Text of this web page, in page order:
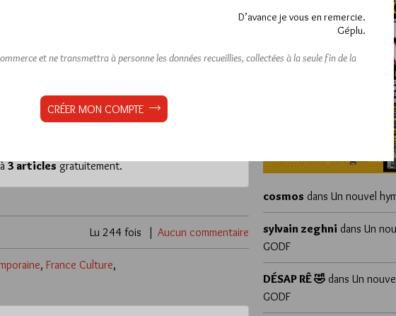
aux abonnés.
pouvez choisir de :
GRATUITEMENT*
3 articlesgratuitement.
Aucun commentaire
Lu 244 fois
, France Culture,
cosmos dans Un nouvel
sylvain zeghni dans Un
GODF
DÉSAP RÊ 🤣 dans Un
GODF
D’avance je vous en remercie.
Géplu.
et ne transmettra à personne les données recueillies, collectées à la seule fin de la
CRÉER MON COMPTE